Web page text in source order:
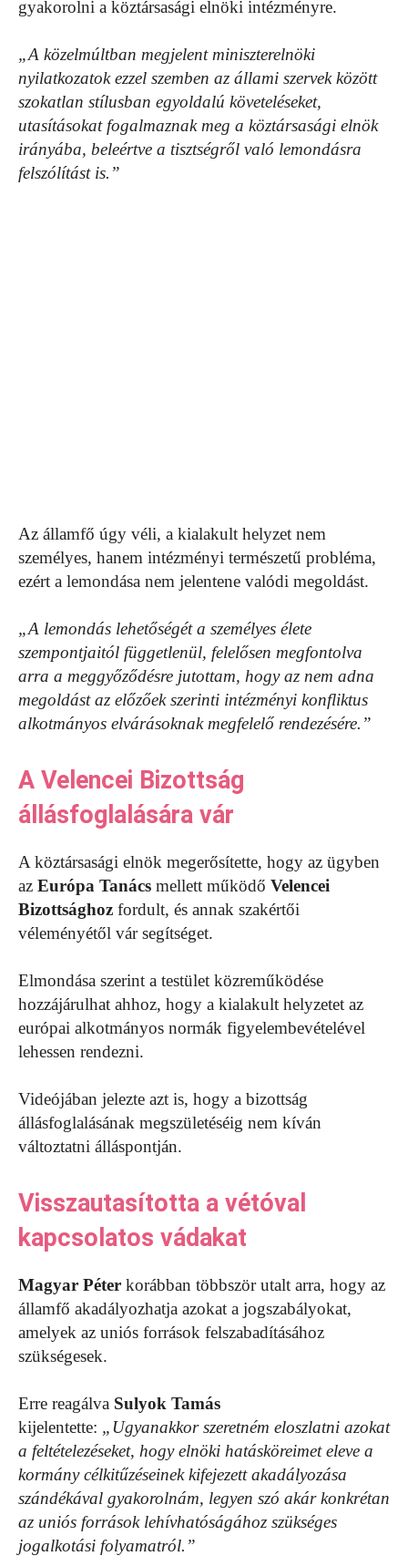
gyakorolni a köztársasági elnöki intézményre.
„A közelmúltban megjelent miniszterelnöki
nyilatkozatok ezzel szemben az állami szervek között
szokatlan stílusban egyoldalú követeléseket,
utasításokat fogalmaznak meg a köztársasági elnök
irányába, beleértve a tisztségről való lemondásra
felszólítást is.”
Az államfő úgy véli, a kialakult helyzet nem
személyes, hanem intézményi természetű probléma,
ezért a lemondása nem jelentene valódi megoldást.
„A lemondás lehetőségét a személyes élete
szempontjaitól függetlenül, felelősen megfontolva
arra a meggyőződésre jutottam, hogy az nem adna
megoldást az előzőek szerinti intézményi konfliktus
alkotmányos elvárásoknak megfelelő rendezésére.”
A Velencei Bizottság
állásfoglalására vár
A köztársasági elnök megerősítette, hogy az ügyben
az Európa Tanács mellett működő Velencei
Bizottsághoz fordult, és annak szakértői
véleményétől vár segítséget.
Elmondása szerint a testület közreműködése
hozzájárulhat ahhoz, hogy a kialakult helyzetet az
európai alkotmányos normák figyelembevételével
lehessen rendezni.
Videójában jelezte azt is, hogy a bizottság
állásfoglalásának megszületéséig nem kíván
változtatni álláspontján.
Visszautasította a vétóval
kapcsolatos vádakat
Magyar Péter korábban többször utalt arra, hogy az
államfő akadályozhatja azokat a jogszabályokat,
amelyek az uniós források felszabadításához
szükségesek.
Erre reagálva Sulyok Tamás
kijelentette: „Ugyanakkor szeretném eloszlatni azokat
a feltételezéseket, hogy elnöki hatásköreimet eleve a
kormány célkitűzéseinek kifejezett akadályozása
szándékával gyakorolnám, legyen szó akár konkrétan
az uniós források lehívhatóságához szükséges
jogalkotási folyamatról.”